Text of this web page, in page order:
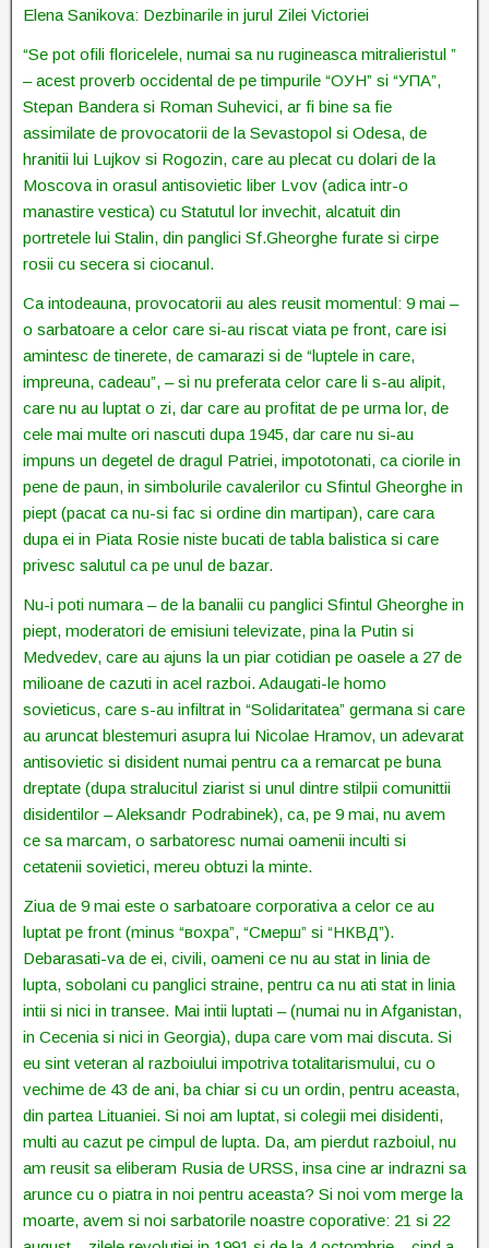
Elena Sanikova: Dezbinarile in jurul Zilei Victoriei
“Se pot ofili floricelele, numai sa nu rugineasca mitralieristul ”
– acest proverb occidental de pe timpurile “ОУН” si “УПА”,
Stepan Bandera si Roman Suhevici, ar fi bine sa fie
assimilate de provocatorii de la Sevastopol si Odesa, de
hranitii lui Lujkov si Rogozin, care au plecat cu dolari de la
Moscova in orasul antisovietic liber Lvov (adica intr-o
manastire vestica) cu Statutul lor invechit, alcatuit din
portretele lui Stalin, din panglici Sf.Gheorghe furate si cirpe
rosii cu secera si ciocanul.
Ca intodeauna, provocatorii au ales reusit momentul: 9 mai –
o sarbatoare a celor care si-au riscat viata pe front, care isi
amintesc de tinerete, de camarazi si de “luptele in care,
impreuna, cadeau”, – si nu preferata celor care li s-au alipit,
care nu au luptat o zi, dar care au profitat de pe urma lor, de
cele mai multe ori nascuti dupa 1945, dar care nu si-au
impuns un degetel de dragul Patriei, impototonati, ca ciorile in
pene de paun, in simbolurile cavalerilor cu Sfintul Gheorghe in
piept (pacat ca nu-si fac si ordine din martipan), care cara
dupa ei in Piata Rosie niste bucati de tabla balistica si care
privesc salutul ca pe unul de bazar.
Nu-i poti numara – de la banalii cu panglici Sfintul Gheorghe in
piept, moderatori de emisiuni televizate, pina la Putin si
Medvedev, care au ajuns la un piar cotidian pe oasele a 27 de
milioane de cazuti in acel razboi. Adaugati-le homo
sovieticus, care s-au infiltrat in “Solidaritatea” germana si care
au aruncat blestemuri asupra lui Nicolae Hramov, un adevarat
antisovietic si disident numai pentru ca a remarcat pe buna
dreptate (dupa stralucitul ziarist si unul dintre stilpii comunittii
disidentilor – Aleksandr Podrabinek), ca, pe 9 mai, nu avem
ce sa marcam, o sarbatoresc numai oamenii inculti si
cetatenii sovietici, mereu obtuzi la minte.
Ziua de 9 mai este o sarbatoare corporativa a celor ce au
luptat pe front (minus “вохра”, “Смерш” si “НКВД”).
Debarasati-va de ei, civili, oameni ce nu au stat in linia de
lupta, sobolani cu panglici straine, pentru ca nu ati stat in linia
intii si nici in transee. Mai intii luptati – (numai nu in Afganistan,
in Cecenia si nici in Georgia), dupa care vom mai discuta. Si
eu sint veteran al razboiului impotriva totalitarismului, cu o
vechime de 43 de ani, ba chiar si cu un ordin, pentru aceasta,
din partea Lituaniei. Si noi am luptat, si colegii mei disidenti,
multi au cazut pe cimpul de lupta. Da, am pierdut razboiul, nu
am reusit sa eliberam Rusia de URSS, insa cine ar indrazni sa
arunce cu o piatra in noi pentru aceasta? Si noi vom merge la
moarte, avem si noi sarbatorile noastre coporative: 21 si 22